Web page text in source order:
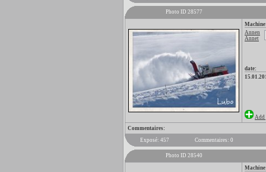
Photo ID 28577
Annen
Annet
date:
Add
Commentaires:
Exposé: 457
Commentaires: 0
Photo ID 28540